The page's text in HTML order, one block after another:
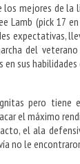
los mejores de
Lamb (pick 17
expectativas,
del
sus
pero
el máximo
el ala
no le